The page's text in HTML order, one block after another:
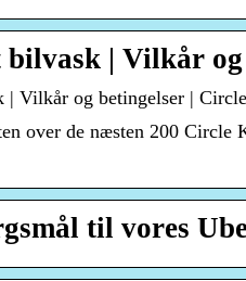
bilvask | Vilkår
| Vilkår og betingelser |
over de næsten 200 Circle
til vores